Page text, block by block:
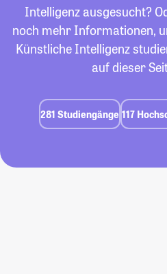
Intelligenz ausgesucht?
noch mehr Informationen,
Künstliche Intelligenz
auf dieser
281 Studiengänge 117